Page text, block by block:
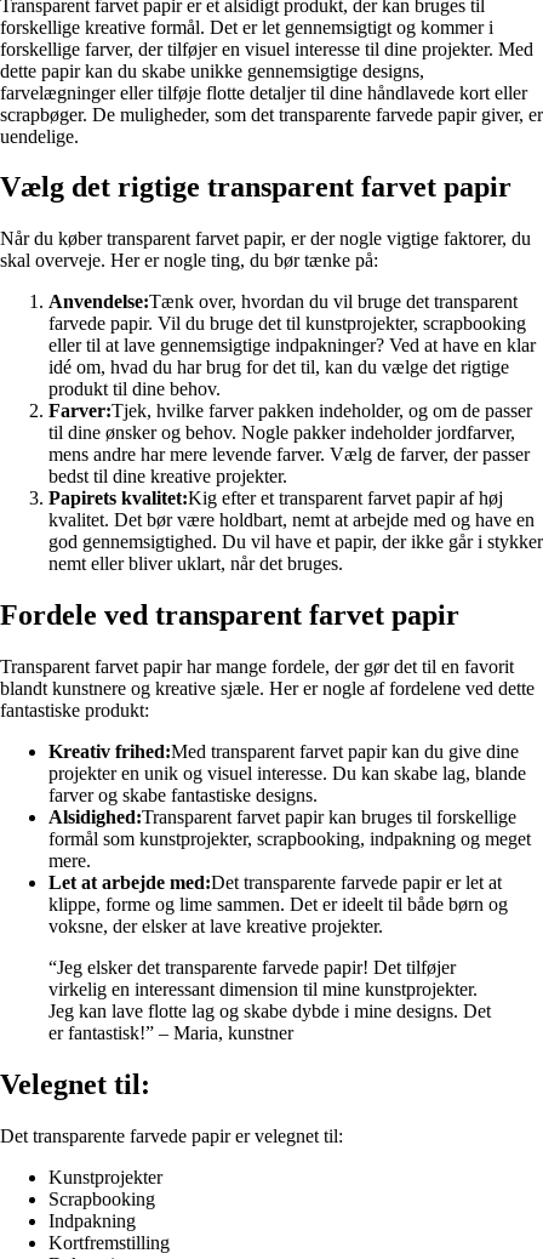
Transparent farvet papir er et alsidigt produkt, der kan bruges til
forskellige kreative formål. Det er let gennemsigtigt og kommer i
forskellige farver, der tilføjer en visuel interesse til dine projekter. Med
dette papir kan du skabe unikke gennemsigtige designs,
farvelægninger eller tilføje flotte detaljer til dine håndlavede kort eller
scrapbøger. De muligheder, som det transparente farvede papir giver, er
uendelige.
Vælg det rigtige transparent farvet papir
Når du køber transparent farvet papir, er der nogle vigtige faktorer, du
skal overveje. Her er nogle ting, du bør tænke på:
Anvendelse:Tænk over, hvordan du vil bruge det transparent
farvede papir. Vil du bruge det til kunstprojekter, scrapbooking
eller til at lave gennemsigtige indpakninger? Ved at have en klar
idé om, hvad du har brug for det til, kan du vælge det rigtige
produkt til dine behov.
Farver:Tjek, hvilke farver pakken indeholder, og om de passer
til dine ønsker og behov. Nogle pakker indeholder jordfarver,
mens andre har mere levende farver. Vælg de farver, der passer
bedst til dine kreative projekter.
Papirets kvalitet:Kig efter et transparent farvet papir af høj
kvalitet. Det bør være holdbart, nemt at arbejde med og have en
god gennemsigtighed. Du vil have et papir, der ikke går i stykker
nemt eller bliver uklart, når det bruges.
Fordele ved transparent farvet papir
Transparent farvet papir har mange fordele, der gør det til en favorit
blandt kunstnere og kreative sjæle. Her er nogle af fordelene ved dette
fantastiske produkt:
Kreativ frihed:Med transparent farvet papir kan du give dine
projekter en unik og visuel interesse. Du kan skabe lag, blande
farver og skabe fantastiske designs.
Alsidighed:Transparent farvet papir kan bruges til forskellige
formål som kunstprojekter, scrapbooking, indpakning og meget
mere.
Let at arbejde med:Det transparente farvede papir er let at
klippe, forme og lime sammen. Det er ideelt til både børn og
voksne, der elsker at lave kreative projekter.
“Jeg elsker det transparente farvede papir! Det tilføjer
virkelig en interessant dimension til mine kunstprojekter.
Jeg kan lave flotte lag og skabe dybde i mine designs. Det
er fantastisk!” – Maria, kunstner
Velegnet til:
Det transparente farvede papir er velegnet til:
Kunstprojekter
Scrapbooking
Indpakning
Kortfremstilling